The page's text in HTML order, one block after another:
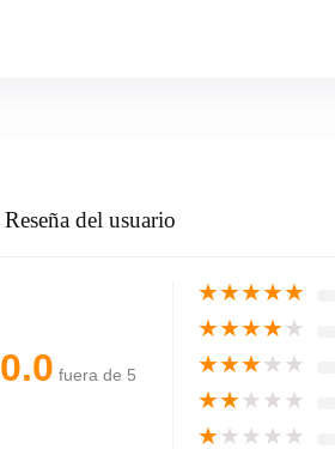
Reseña del usuario
0.0 fuera de 5
★★★★★
★★★★★
★★★★★
★★★★★
★★★★★